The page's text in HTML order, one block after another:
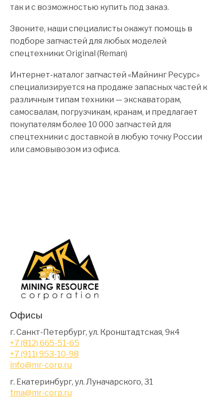
так и с возможностью купить под заказ.
Звоните, наши специалисты окажут помощь в
подборе запчастей для любых моделей
спецтехники: Original (Reman)
Интернет-каталог запчастей «Майнинг Ресурс»
специализируется на продаже запасных частей к
различным типам техники — экскаваторам,
самосвалам, погрузчикам, кранам, и предлагает
покупателям более 10 000 запчастей для
спецтехники с доставкой в любую точку России
или самовывозом из офиса.
Офисы
г. Санкт-Петербург, ул. Кронштадтская, 9к4
+7 (812) 665-51-65
+7 (911) 953-10-98
info@mr-corp.ru
г. Екатеринбург, ул. Луначарского, 31
tma@mr-corp.ru